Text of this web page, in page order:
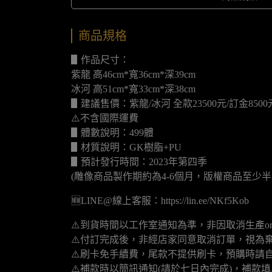
商品規格
▋作品尺寸：
紫龍 高46cm*寬36cm*深39cm
冰河 高51cm*寬33cm*深38cm
▋建議售價：紫龍/冰河 全款23500元/訂金8500
⚠️不含國際運費
▋體數說明：499體
▋材質說明：GK樹脂+PU
▋預計發行時間：2023年第四季
(雕像商品製作期約為4-6個月，版權商品至少
🆕LINE@線上客服：https://lin.ee/NKf5Kob
⚠️到貨時間以工作室通知為準，非因取消生產
⚠️付訂完成後，非經店家同意取消訂單，視為
⚠️刷卡免手續費，尾款不提供刷卡，預購時請
⚠️補款時以簡訊通知(請於七日內完成)，補款